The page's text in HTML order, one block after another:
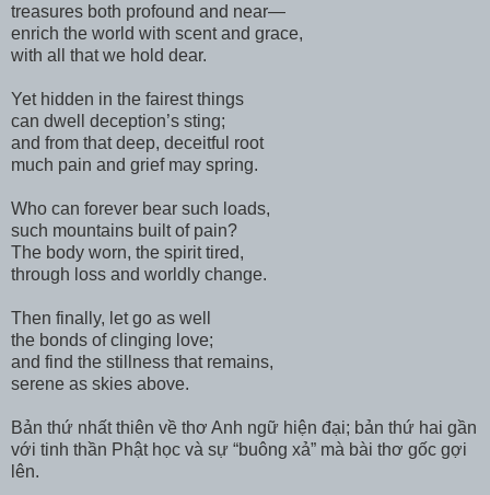
treasures both profound and near—
enrich the world with scent and grace,
with all that we hold dear.
Yet hidden in the fairest things
can dwell deception’s sting;
and from that deep, deceitful root
much pain and grief may spring.
Who can forever bear such loads,
such mountains built of pain?
The body worn, the spirit tired,
through loss and worldly change.
Then finally, let go as well
the bonds of clinging love;
and find the stillness that remains,
serene as skies above.
Bản thứ nhất thiên về thơ Anh ngữ hiện đại; bản thứ hai gần
với tinh thần Phật học và sự “buông xả” mà bài thơ gốc gợi
lên.